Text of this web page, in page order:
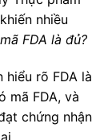
nhiều
FDA là đủ?
rõ FDA là
mã FDA, và
chứng nhận